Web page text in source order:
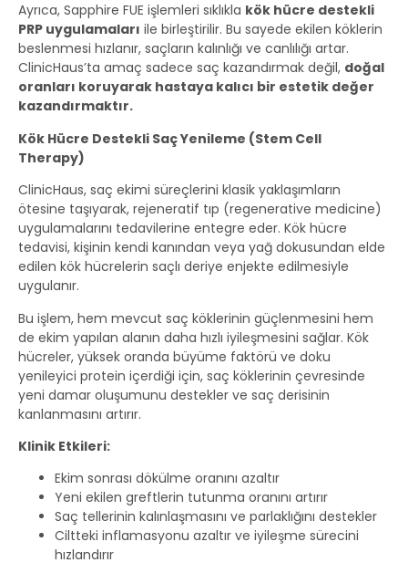
Ayrıca, Sapphire FUE işlemleri sıklıkla kök hücre destekli
PRP uygulamaları ile birleştirilir. Bu sayede ekilen köklerin
beslenmesi hızlanır, saçların kalınlığı ve canlılığı artar.
ClinicHaus’ta amaç sadece saç kazandırmak değil, doğal
oranları koruyarak hastaya kalıcı bir estetik değer
kazandırmaktır.
Kök Hücre Destekli Saç Yenileme (Stem Cell
Therapy)
ClinicHaus, saç ekimi süreçlerini klasik yaklaşımların
ötesine taşıyarak, rejeneratif tıp (regenerative medicine)
uygulamalarını tedavilerine entegre eder. Kök hücre
tedavisi, kişinin kendi kanından veya yağ dokusundan elde
edilen kök hücrelerin saçlı deriye enjekte edilmesiyle
uygulanır.
Bu işlem, hem mevcut saç köklerinin güçlenmesini hem
de ekim yapılan alanın daha hızlı iyileşmesini sağlar. Kök
hücreler, yüksek oranda büyüme faktörü ve doku
yenileyici protein içerdiği için, saç köklerinin çevresinde
yeni damar oluşumunu destekler ve saç derisinin
kanlanmasını artırır.
Klinik Etkileri:
Ekim sonrası dökülme oranını azaltır
Yeni ekilen greftlerin tutunma oranını artırır
Saç tellerinin kalınlaşmasını ve parlaklığını destekler
Ciltteki inflamasyonu azaltır ve iyileşme sürecini
hızlandırır